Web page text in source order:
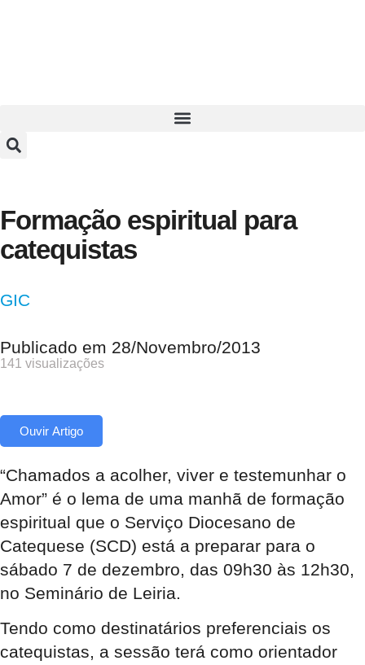
Formação espiritual para
catequistas
GIC
Publicado em 28/Novembro/2013
141 visualizações
Ouvir Artigo
“Chamados a acolher, viver e testemunhar o
Amor” é o lema de uma manhã de formação
espiritual que o Serviço Diocesano de
Catequese (SCD) está a preparar para o
sábado 7 de dezembro, das 09h30 às 12h30,
no Seminário de Leiria.
Tendo como destinatários preferenciais os
catequistas, a sessão terá como orientador